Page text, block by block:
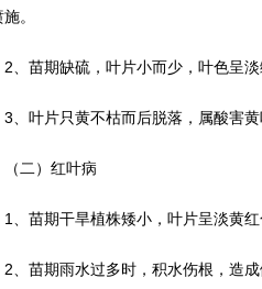
。
苗期缺硫，叶片小而少，叶色呈淡
叶片只黄不枯而后脱落，属酸害黄
）红叶病
苗期干旱植株矮小，叶片呈淡黄红
苗期雨水过多时，积水伤根，造成